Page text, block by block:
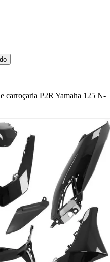
carroçaria P2R Yamaha 125 N-